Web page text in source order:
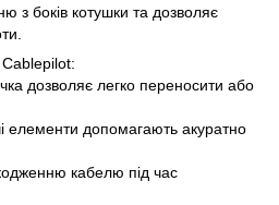
з боків котушки та дозволяє
дозволяє легко переносити або
допомагають акуратно
кабелю під час